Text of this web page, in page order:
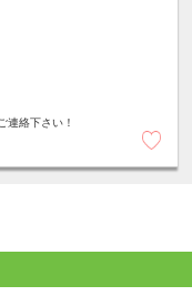
連絡下さい！